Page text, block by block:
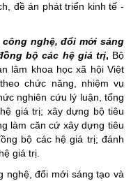
đề án phát triển kinh tế -
nghệ, đổi mới sáng
bộ các hệ giá trị, Bộ
lâm khoa học xã hội Việt
chức năng, nhiệm vụ
nghiên cứu lý luận, tổng
giá trị; xây dựng bộ tiêu
làm căn cứ xây dựng tiêu
bộ các hệ giá trị; đánh
giá trị.
nghệ, đổi mới sáng tạo và